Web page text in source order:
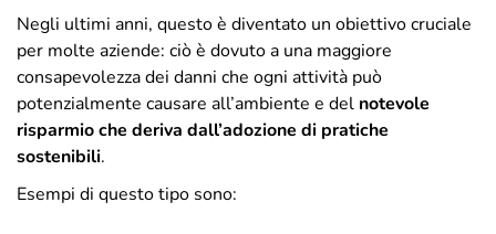
Negli ultimi anni, questo è diventato un obiettivo cruciale
per molte aziende: ciò è dovuto a una maggiore
consapevolezza dei danni che ogni attività può
potenzialmente causare all’ambiente e del notevole
risparmio che deriva dall’adozione di pratiche
sostenibili.
Esempi di questo tipo sono: